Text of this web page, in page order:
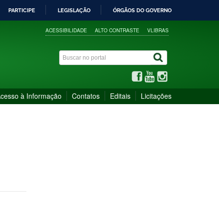
PARTICIPE LEGISLAÇÃO ÓRGÃOS DO GOVERNO
ACESSIBILIDADE ALTO CONTRASTE VLIBRAS
à Informação Contatos Editais Licitações